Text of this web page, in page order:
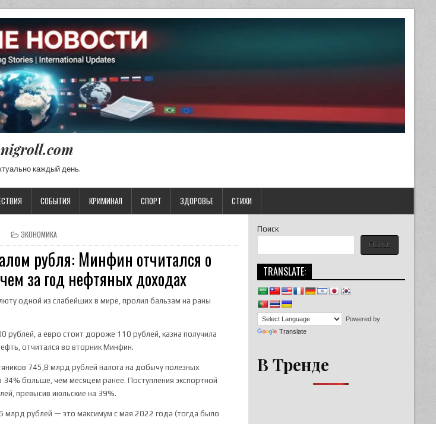
nigroll.com
каждый день.
СОБЫТИЯ КРИМИНАЛ СПОРТ ЗДОРОВЬЕ СТИХИ
POSTED IN
ЭКОНОМИКА
рубля: Минфин отчитался о
за год нефтяных доходах
одной из слабейших в мире, пролил бальзам на раны
рублей, а евро стоит дороже 110 рублей, казна получила
отчитался во вторник Минфин.
745,8 млрд рублей налога на добычу полезных
больше, чем месяцем ранее. Поступления экспортной
превысив июльские на 39%.
млрд рублей — это максимум с мая 2022 года (тогда было
Поиск
Поиск
TRANSLATE:
Powered by
Translate
В Тренде